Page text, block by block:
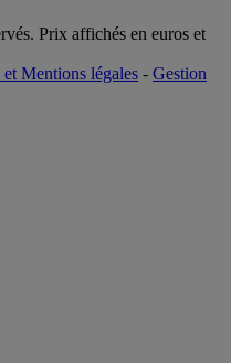
Prix affichés en euros et
Mentions légales - Gestion